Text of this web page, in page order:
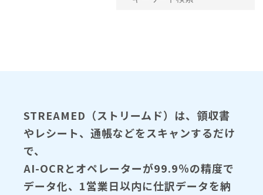
STREAMED（ストリームド）は、領収書
やレシート、通帳などをスキャンするだけ
で、
AI-OCRとオペレーターが99.9％の精度で
データ化、1営業日以内に仕訳データを納